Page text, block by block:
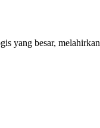
yang besar, melahirkan